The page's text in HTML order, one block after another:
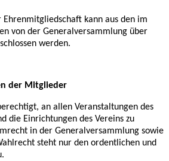
Ehrenmitgliedschaft kann aus den im
von der Generalversammlung über
werden.
der Mitglieder
an allen Veranstaltungen des
die Einrichtungen des Vereins zu
in der Generalversammlung sowie
steht nur den ordentlichen und